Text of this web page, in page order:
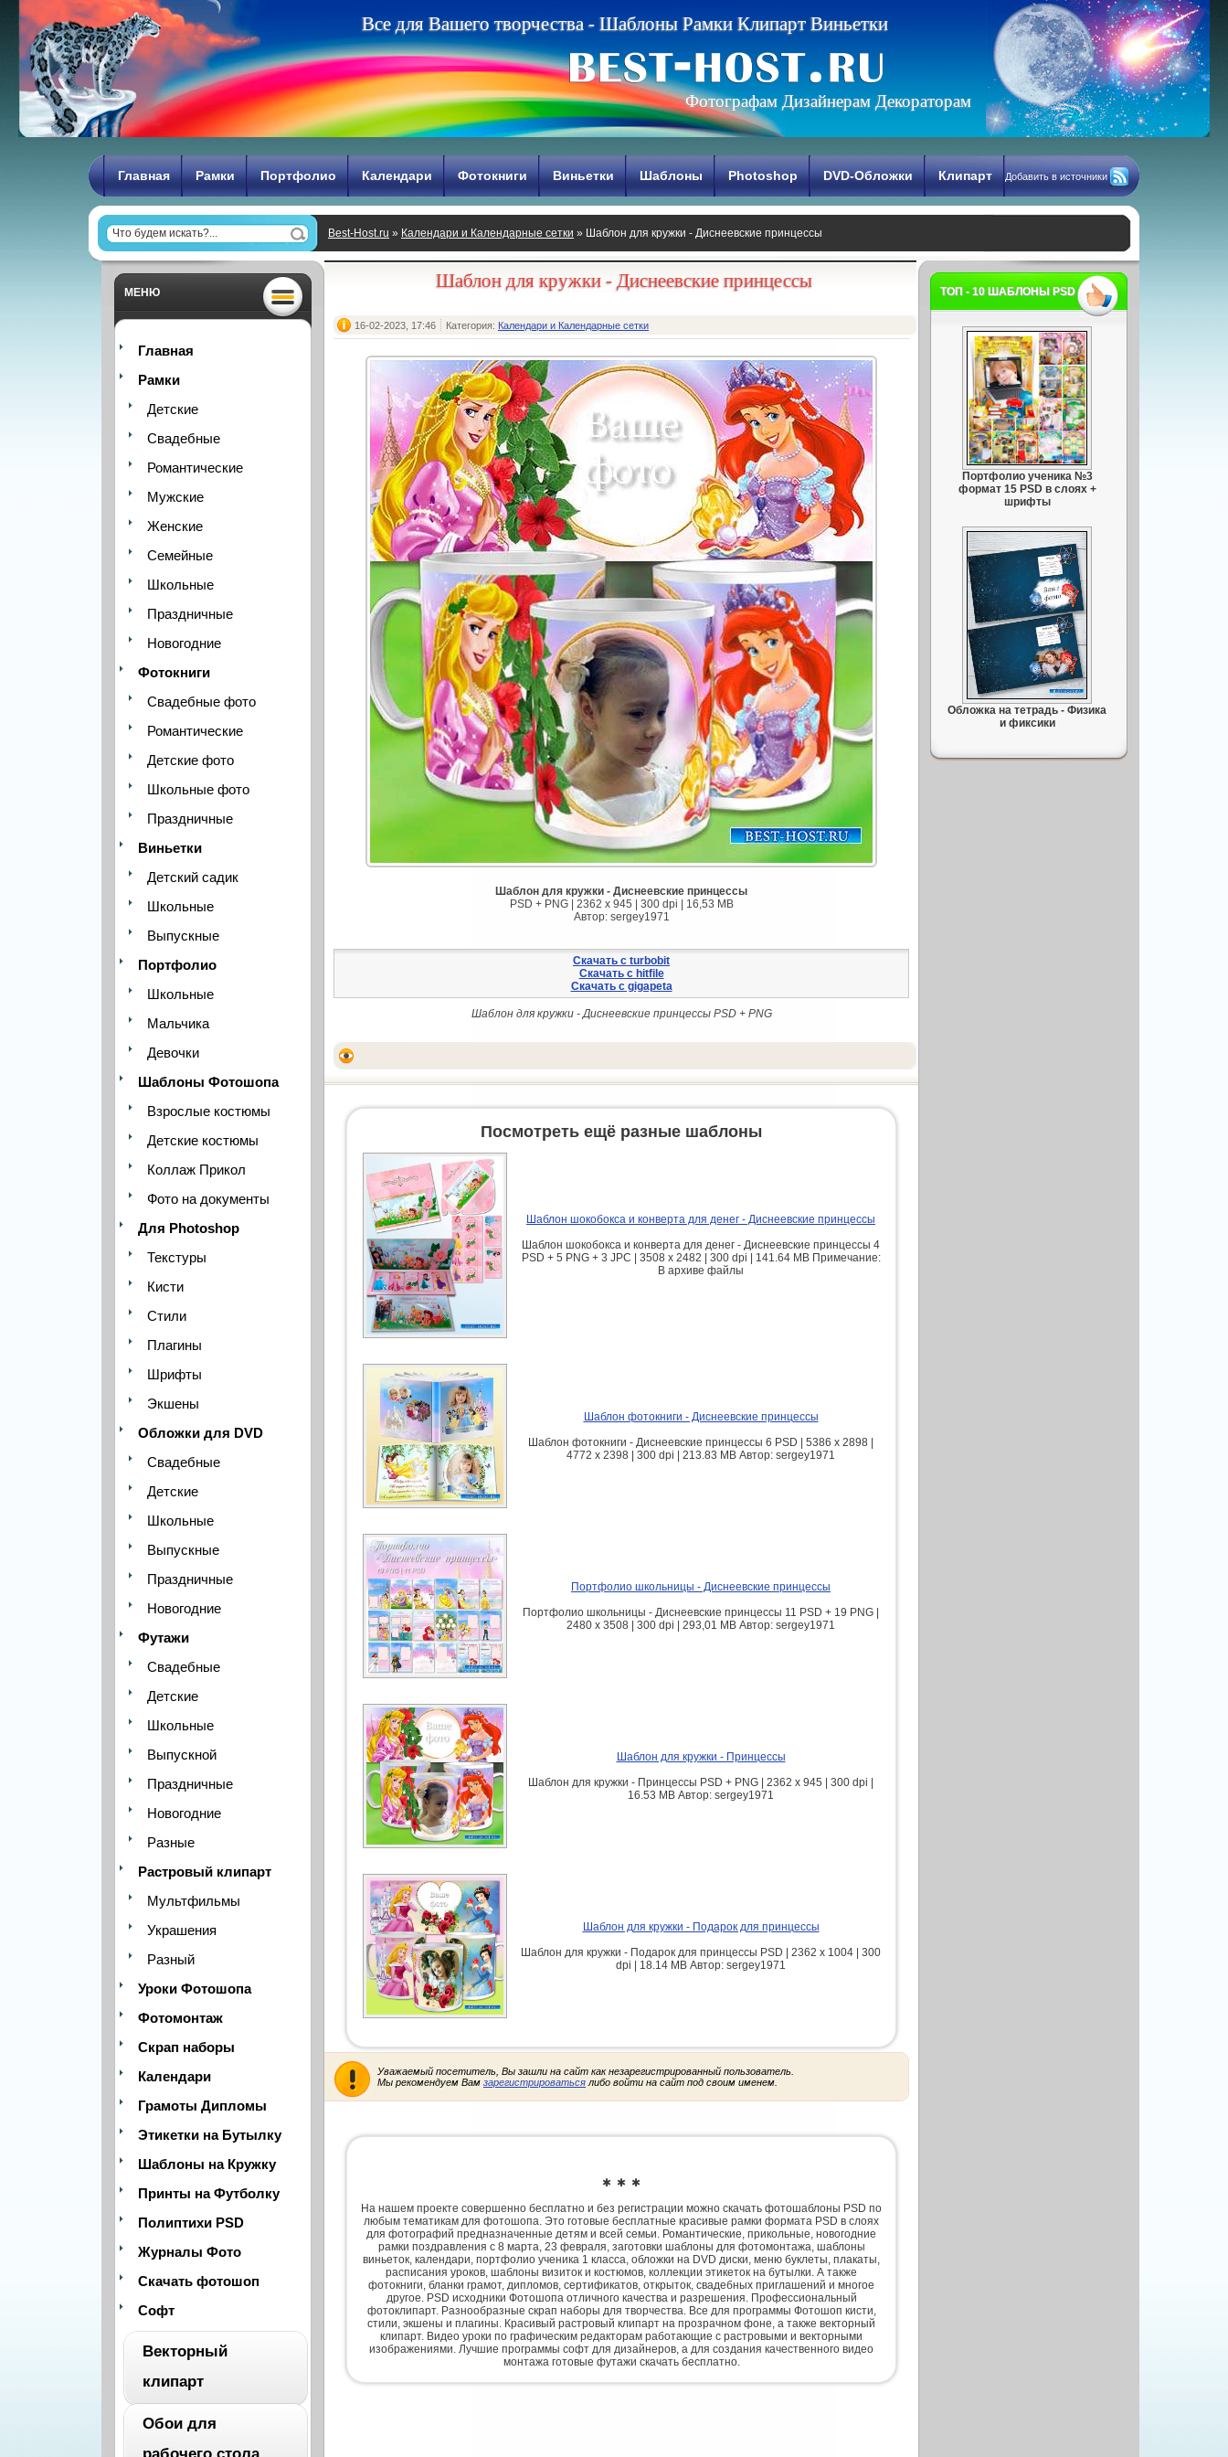
Все для Вашего творчества - Шаблоны Рамки Клипарт Виньетки
Фотографам Дизайнерам Декораторам
Главная Рамки Портфолио Календари Фотокниги Виньетки Шаблоны Photoshop DVD-Обложки Клипарт Добавить в источники
Best-Host.ru » Календари и Календарные сетки » Шаблон для кружки - Диснеевские принцессы
МЕНЮ
Главная
Рамки
Детские
Свадебные
Романтические
Мужские
Женские
Семейные
Школьные
Праздничные
Новогодние
Фотокниги
Свадебные фото
Романтические
Детские фото
Школьные фото
Праздничные
Виньетки
Детский садик
Школьные
Выпускные
Портфолио
Школьные
Мальчика
Девочки
Шаблоны Фотошопа
Взрослые костюмы
Детские костюмы
Коллаж Прикол
Фото на документы
Для Photoshop
Текстуры
Кисти
Стили
Плагины
Шрифты
Экшены
Обложки для DVD
Свадебные
Детские
Школьные
Выпускные
Праздничные
Новогодние
Футажи
Свадебные
Детские
Школьные
Выпускной
Праздничные
Новогодние
Разные
Растровый клипарт
Мультфильмы
Украшения
Разный
Уроки Фотошопа
Фотомонтаж
Скрап наборы
Календари
Грамоты Дипломы
Этикетки на Бутылку
Шаблоны на Кружку
Принты на Футболку
Полиптихи PSD
Журналы Фото
Скачать фотошоп
Софт
Векторный
клипарт
Обои для
Шаблон для кружки - Диснеевские принцессы
16-02-2023, 17:46 Категория: Календари и Календарные сетки
Шаблон для кружки - Диснеевские принцессы
PSD + PNG | 2362 x 945 | 300 dpi | 16,53 MB
Автор: sergey1971
Скачать с turbobit
Скачать с hitfile
Скачать с gigapeta
Шаблон для кружки - Диснеевские принцессы PSD + PNG
Посмотреть ещё разные шаблоны
Шаблон шокобокса и конверта для денег - Диснеевские принцессы
Шаблон шокобокса и конверта для денег - Диснеевские принцессы 4
PSD + 5 PNG + 3 JPC | 3508 x 2482 | 300 dpi | 141.64 MB Примечание:
В архиве файлы
Шаблон фотокниги - Диснеевские принцессы
Шаблон фотокниги - Диснеевские принцессы 6 PSD | 5386 x 2898 |
4772 x 2398 | 300 dpi | 213.83 MB Автор: sergey1971
Портфолио школьницы - Диснеевские принцессы
Портфолио школьницы - Диснеевские принцессы 11 PSD + 19 PNG |
2480 x 3508 | 300 dpi | 293,01 MB Автор: sergey1971
Шаблон для кружки - Принцессы
Шаблон для кружки - Принцессы PSD + PNG | 2362 x 945 | 300 dpi |
16.53 MB Автор: sergey1971
Шаблон для кружки - Подарок для принцессы
Шаблон для кружки - Подарок для принцессы PSD | 2362 x 1004 | 300
dpi | 18.14 MB Автор: sergey1971
Уважаемый посетитель, Вы зашли на сайт как незарегистрированный пользователь.
Мы рекомендуем Вам зарегистрироваться либо войти на сайт под своим именем.
✱ ✱ ✱
На нашем проекте совершенно бесплатно и без регистрации можно скачать фотошаблоны PSD по
любым тематикам для фотошопа. Это готовые бесплатные красивые рамки формата PSD в слоях
для фотографий предназначенные детям и всей семьи. Романтические, прикольные, новогодние
рамки поздравления с 8 марта, 23 февраля, заготовки шаблоны для фотомонтажа, шаблоны
виньеток, календари, портфолио ученика 1 класса, обложки на DVD диски, меню буклеты, плакаты,
расписания уроков, шаблоны визиток и костюмов, коллекции этикеток на бутылки. А также
фотокниги, бланки грамот, дипломов, сертификатов, открыток, свадебных приглашений и многое
другое. PSD исходники Фотошопа отличного качества и разрешения. Профессиональный
фотоклипарт. Разнообразные скрап наборы для творчества. Все для программы Фотошоп кисти,
стили, экшены и плагины. Красивый растровый клипарт на прозрачном фоне, а также векторный
клипарт. Видео уроки по графическим редакторам работающие с растровыми и векторными
изображениями. Лучшие программы софт для дизайнеров, а для создания качественного видео
монтажа готовые футажи скачать бесплатно.
ТОП - 10 ШАБЛОНЫ PSD
Портфолио ученика №3
формат 15 PSD в слоях +
шрифты
Обложка на тетрадь - Физика
и фиксики